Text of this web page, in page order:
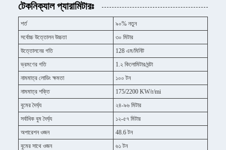
টেকনিক্যাল প্যারামিটারঃ
শর্ত
৯০% নতুন
সর্বোচ্চ উত্তোলন উচ্চতা
৩০ মিটার
উত্তোলনের গতি
128 এম/মিনিট
ভ্রমণের গতি
1.২ কিলোমিটার/ঘন্টা
নামমাত্র লোডিং ক্ষমতা
১০০ টন
নামমাত্র শক্তি
175/2200 KW/r/mi
বুমের দৈর্ঘ্য
২৪-৯৬ মিটার
সর্বাধিক বুম দৈর্ঘ্য
১২-৫৭ মিটার
অপারেশন ওজন
48.6 টন
বুমের সাথে ওজন
৬১ টন